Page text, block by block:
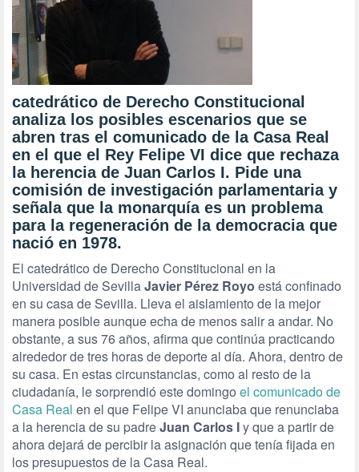
catedrático de Derecho Constitucional
analiza los posibles escenarios que se
abren tras el comunicado de la Casa Real
en el que el Rey Felipe VI dice que rechaza
la herencia de Juan Carlos I. Pide una
comisión de investigación parlamentaria y
señala que la monarquía es un problema
para la regeneración de la democracia que
nació en 1978.
El catedrático de Derecho Constitucional en la
Universidad de SevillaJavier Pérez Royo está confinado
en su casa de Sevilla. Lleva el aislamiento de la mejor
manera posible aunque echa de menos salir a andar. No
obstante, a sus 76 años, afirma que continúa practicando
alrededor de tres horas de deporte al día. Ahora, dentro de
su casa. En estas circunstancias, como al resto de la
ciudadanía, le sorprendió este domingo el comunicado de
Casa Real en el que Felipe VI anunciaba que renunciaba
a la herencia de su padreJuan Carlos Iy que a partir de
ahora dejará de percibir la asignación que tenía fijada en
los presupuestos de la Casa Real.